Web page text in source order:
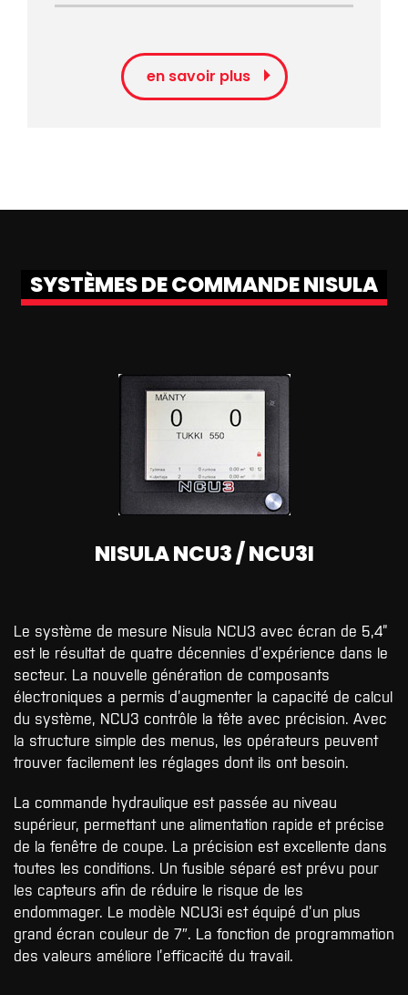
en savoir plus
SYSTÈMES DE COMMANDE NISULA
NISULA NCU3 / NCU3I
Le système de mesure Nisula NCU3 avec écran de 5,4”
est le résultat de quatre décennies d’expérience dans le
secteur. La nouvelle génération de composants
électroniques a permis d’augmenter la capacité de calcul
du système, NCU3 contrôle la tête avec précision. Avec
la structure simple des menus, les opérateurs peuvent
trouver facilement les réglages dont ils ont besoin.
La commande hydraulique est passée au niveau
supérieur, permettant une alimentation rapide et précise
de la fenêtre de coupe. La précision est excellente dans
toutes les conditions. Un fusible séparé est prévu pour
les capteurs afin de réduire le risque de les
endommager. Le modèle NCU3i est équipé d’un plus
grand écran couleur de 7″. La fonction de programmation
des valeurs améliore l’efficacité du travail.